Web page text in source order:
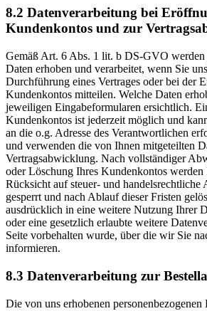
8.2 Datenverarbeitung bei
Kundenkontos und zur
Gemäß Art. 6 Abs. 1 lit. b DS-GVO werden
Daten erhoben und verarbeitet, wenn Sie
Durchführung eines Vertrages oder bei der
Kundenkontos mitteilen. Welche Daten
jeweiligen Eingabeformularen ersichtlich.
Kundenkontos ist jederzeit möglich und
an die o.g. Adresse des Verantwortlichen
und verwenden die von Ihnen mitgeteilten
Vertragsabwicklung. Nach vollständiger
oder Löschung Ihres Kundenkontos
Rücksicht auf steuer- und handelsrechtliche
gesperrt und nach Ablauf dieser Fristen
ausdrücklich in eine weitere Nutzung Ihrer
oder eine gesetzlich erlaubte weitere
Seite vorbehalten wurde, über die wir Sie
informieren.
8.3 Datenverarbeitung zur
Die von uns erhobenen